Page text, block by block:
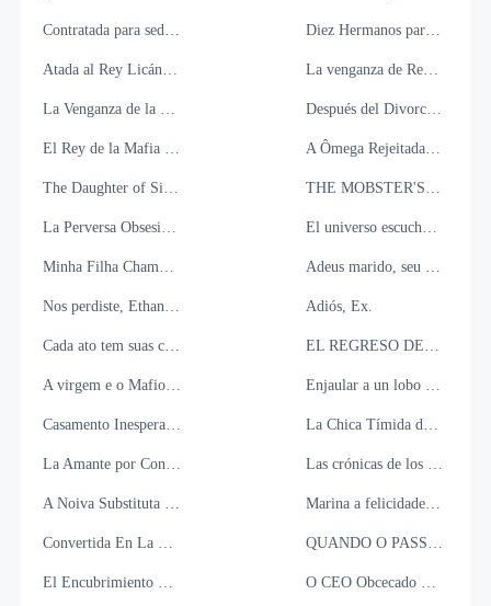
Contratada para seducir al frío CEO Diez Hermanos para una Reina
Atada al Rey Licántropo La venganza de Reyona
La Venganza de la Exesposa del Multimillonario Después del Divorcio, Él Volvió Rogando
El Rey de la Mafia Me Eligió A Ômega Rejeitada Que Fez O Alfa Implorar
The Daughter of Silence. The Unexpected heir of the magnate. THE MOBSTER'S FAKE WIFE
La Perversa Obsesión de Adán El universo escucho mal
Minha Filha Chamou a Babá de Mamãe Adeus marido, seu amor nunca me pertenceu
Nos perdiste, Ethan Sterling Adiós, Ex.
Cada ato tem suas consequências EL REGRESO DEL CEO: RECLAMADA POR MI CUÑADO
A virgem e o Mafioso Cruel Enjaular a un lobo plateado
Casamento Inesperado com o Don La Chica Tímida del Alfa
La Amante por Contrato del Multimillonario Las crónicas de los papás guarros
A Noiva Substituta é a Obsessão Secreta do CEO Marina a felicidade depois da dor
Convertida En La Muñeca Del Mafioso. QUANDO O PASSADO VOLTA
El Encubrimiento Letal del Magnate: Su Reina Amnésica O CEO Obcecado Pela Noiva Fugitiva